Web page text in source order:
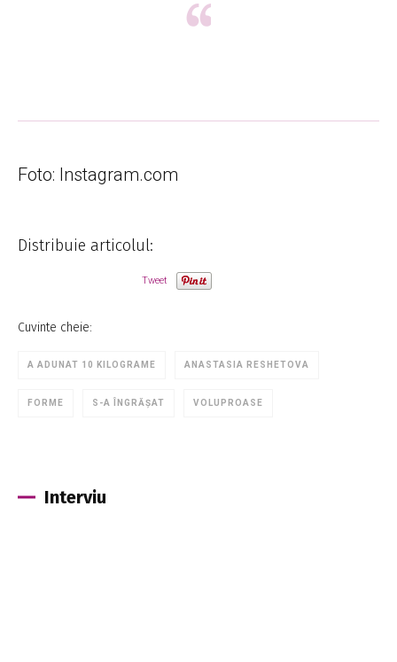
Foto: Instagram.com
Distribuie articolul:
Tweet
Cuvinte cheie:
A ADUNAT 10 KILOGRAME ANASTASIA RESHETOVA
FORME S-A ÎNGRĂȘAT VOLUPROASE
Interviu